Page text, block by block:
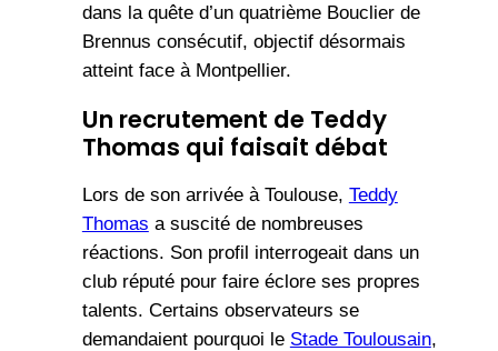
dans la quête d’un quatrième Bouclier de
Brennus consécutif, objectif désormais
atteint face à Montpellier.
Un recrutement de Teddy
Thomas qui faisait débat
Lors de son arrivée à Toulouse, Teddy
Thomas a suscité de nombreuses
réactions. Son profil interrogeait dans un
club réputé pour faire éclore ses propres
talents. Certains observateurs se
demandaient pourquoi le Stade Toulousain,